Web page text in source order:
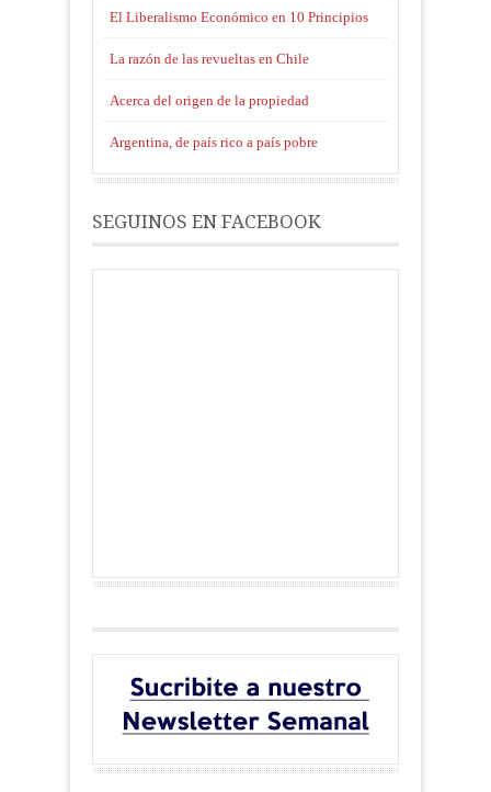
El Liberalismo Económico en 10 Principios
La razón de las revueltas en Chile
Acerca del origen de la propiedad
Argentina, de país rico a país pobre
SEGUINOS EN FACEBOOK